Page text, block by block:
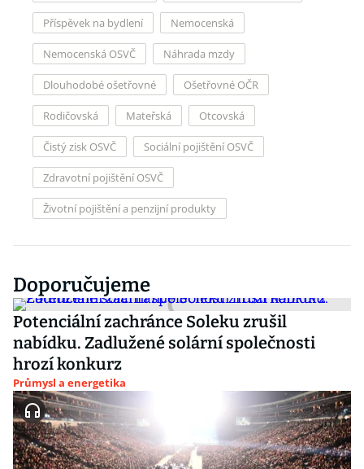
Příspěvek na bydlení Nemocenská
Nemocenská OSVČ Náhrada mzdy
Dlouhodobé ošetřovné Ošetřovné OČR
Rodičovská Mateřská Otcovská
Čistý zisk OSVČ Sociální pojištění OSVČ
Zdravotní pojištění OSVČ
Životní pojištění a penzijní produkty
Doporučujeme
Potenciální zachránce Soleku zrušil
nabídku. Zadlužené solární společnosti
hrozí konkurz
Průmysl a energetika